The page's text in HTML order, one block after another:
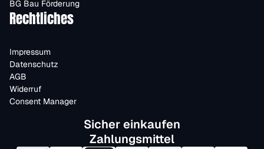
BG Bau Förderung
Rechtliches
Impressum
Datenschutz
AGB
Widerruf
Consent Manager
Sicher einkaufen
Zahlungsmittel